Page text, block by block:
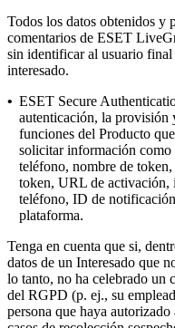
Todos los datos obtenidos y
comentarios de ESET
sin identificar al usuario
interesado.
• ESET Secure
autenticación, la provisión
funciones del Producto
solicitar información como
teléfono, nombre de
token, URL de activación,
teléfono, ID de
plataforma.
Tenga en cuenta que si,
datos de un Interesado que
lo tanto, no ha celebrado
del RGPD (p. ej., su
persona que haya